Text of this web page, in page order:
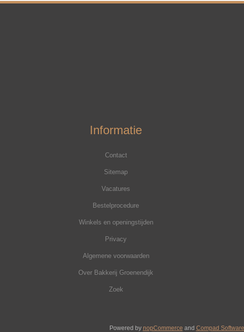
Informatie
Contact
Sitemap
Vacatures
Bestelprocedure
Winkels en openingstijden
Privacy
Algemene voorwaarden
Over Bakkerij Groenendijk
Zoek
Powered by nopCommerce and Compad Software